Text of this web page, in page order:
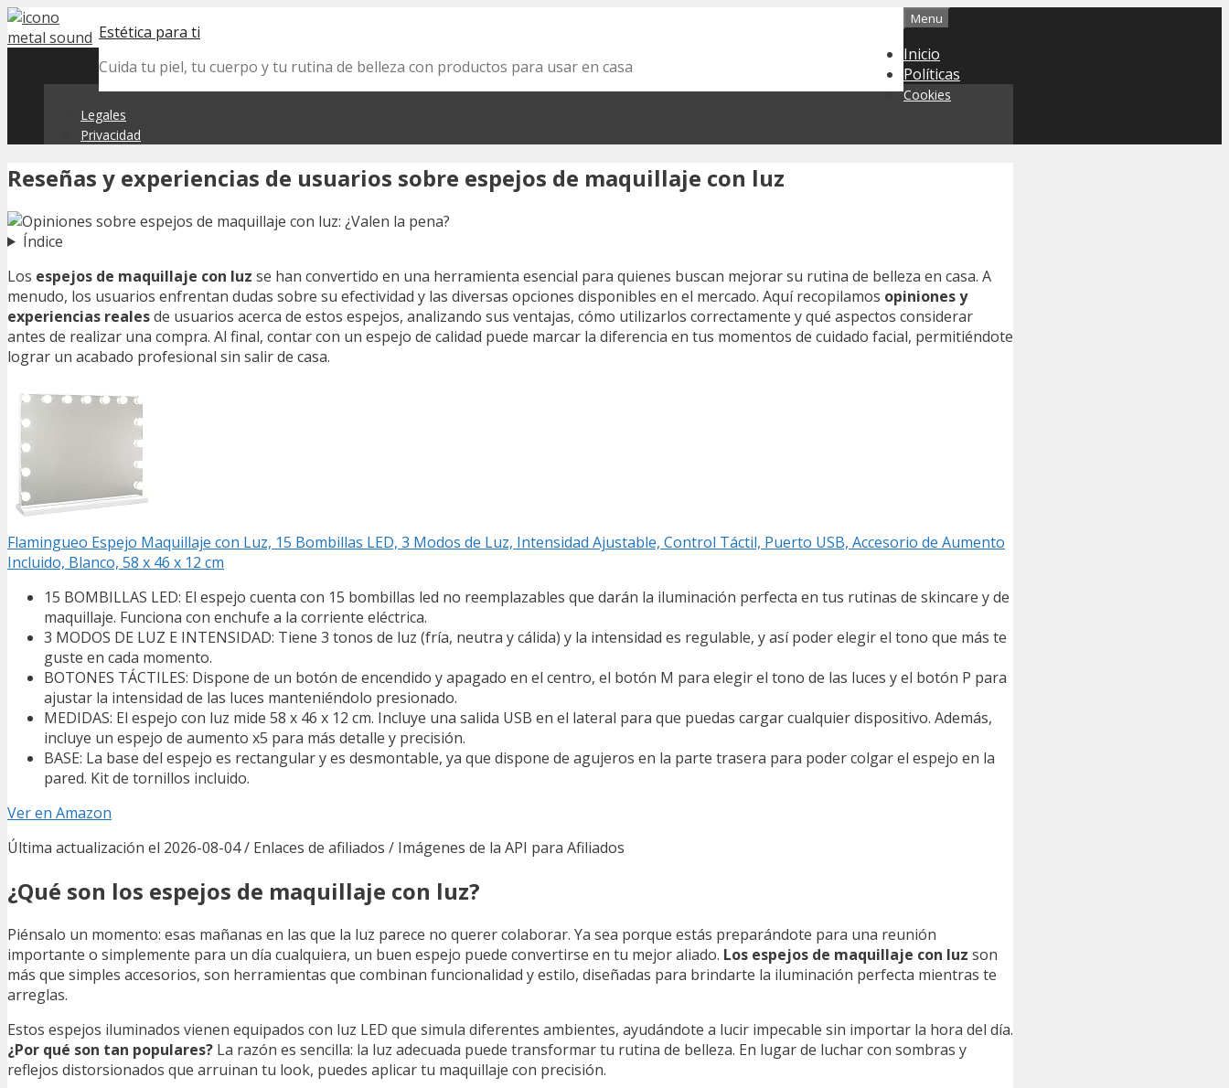
Skip
to
Estética para ti
Cuida tu piel, tu cuerpo y tu rutina de belleza con productos para usar en casa
Menu
Inicio
Políticas
Cookies
Legales
Privacidad
Reseñas y experiencias de usuarios sobre espejos de maquillaje con luz
Índice
Los espejos de maquillaje con luz se han convertido en una herramienta esencial para quienes buscan mejorar su rutina de belleza en casa. A
menudo, los usuarios enfrentan dudas sobre su efectividad y las diversas opciones disponibles en el mercado. Aquí recopilamos opiniones y
experiencias realesde usuarios acerca de estos espejos, analizando sus ventajas, cómo utilizarlos correctamente y qué aspectos considerar
antes de realizar una compra. Al final, contar con un espejo de calidad puede marcar la diferencia en tus momentos de cuidado facial, permitiéndote
lograr un acabado profesional sin salir de casa.
Flamingueo Espejo Maquillaje con Luz, 15 Bombillas LED, 3 Modos de Luz, Intensidad Ajustable, Control Táctil, Puerto USB, Accesorio de Aumento
Incluido, Blanco, 58 x 46 x 12 cm
15 BOMBILLAS LED: El espejo cuenta con 15 bombillas led no reemplazables que darán la iluminación perfecta en tus rutinas de skincare y de
maquillaje. Funciona con enchufe a la corriente eléctrica.
3 MODOS DE LUZ E INTENSIDAD: Tiene 3 tonos de luz (fría, neutra y cálida) y la intensidad es regulable, y así poder elegir el tono que más te
guste en cada momento.
BOTONES TÁCTILES: Dispone de un botón de encendido y apagado en el centro, el botón M para elegir el tono de las luces y el botón P para
ajustar la intensidad de las luces manteniéndolo presionado.
MEDIDAS: El espejo con luz mide 58 x 46 x 12 cm. Incluye una salida USB en el lateral para que puedas cargar cualquier dispositivo. Además,
incluye un espejo de aumento x5 para más detalle y precisión.
BASE: La base del espejo es rectangular y es desmontable, ya que dispone de agujeros en la parte trasera para poder colgar el espejo en la
pared. Kit de tornillos incluido.
Ver en Amazon
Última actualización el 2026-08-04 / Enlaces de afiliados / Imágenes de la API para Afiliados
¿Qué son los espejos de maquillaje con luz?
Piénsalo un momento: esas mañanas en las que la luz parece no querer colaborar. Ya sea porque estás preparándote para una reunión
importante o simplemente para un día cualquiera, un buen espejo puede convertirse en tu mejor aliado. Los espejos de maquillaje con luz son
más que simples accesorios, son herramientas que combinan funcionalidad y estilo, diseñadas para brindarte la iluminación perfecta mientras te
arreglas.
Estos espejos iluminados vienen equipados con luz LED que simula diferentes ambientes, ayudándote a lucir impecable sin importar la hora del día.
¿Por qué son tan populares? La razón es sencilla: la luz adecuada puede transformar tu rutina de belleza. En lugar de luchar con sombras y
reflejos distorsionados que arruinan tu look, puedes aplicar tu maquillaje con precisión.